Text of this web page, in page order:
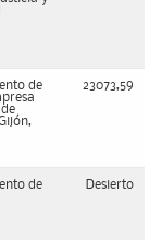
de
23073,59
de
Desierto